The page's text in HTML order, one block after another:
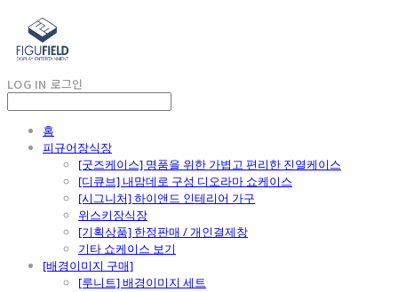
LOG IN 로그인
홈
피규어장식장
[굿즈케이스] 명품을 위한 가볍고 편리한 진열케이스
[디큐브] 내맘데로 구성 디오라마 쇼케이스
[시그니처] 하이앤드 인테리어 가구
위스키장식장
[기획상품] 한정판매 / 개인결제창
기타 쇼케이스 보기
[배경이미지 구매]
[루니트] 배경이미지 세트